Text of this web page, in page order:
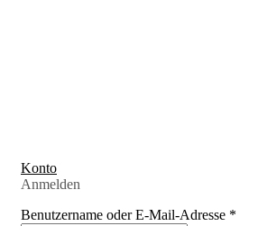
Konto
Anmelden
Benutzername oder E-Mail-Adresse *